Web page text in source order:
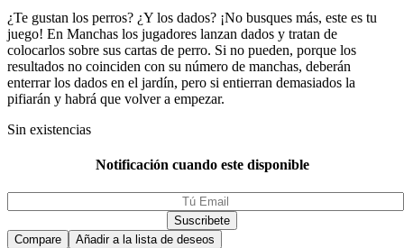
¿Te gustan los perros? ¿Y los dados? ¡No busques más, este es tu
juego! En Manchas los jugadores lanzan dados y tratan de
colocarlos sobre sus cartas de perro. Si no pueden, porque los
resultados no coinciden con su número de manchas, deberán
enterrar los dados en el jardín, pero si entierran demasiados la
pifiarán y habrá que volver a empezar.
Sin existencias
Notificación cuando este disponible
Compare Añadir a la lista de deseos